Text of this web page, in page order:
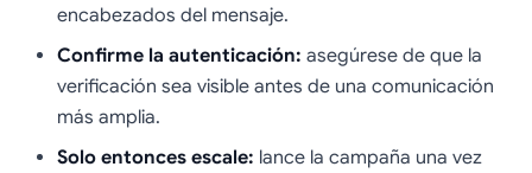
encabezados del mensaje.
Confirme la autenticación: asegúrese de que la
verificación sea visible antes de una comunicación
más amplia.
Solo entonces escale: lance la campaña una vez